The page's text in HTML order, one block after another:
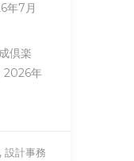
年7月
倶楽
2026年
, 設計事務